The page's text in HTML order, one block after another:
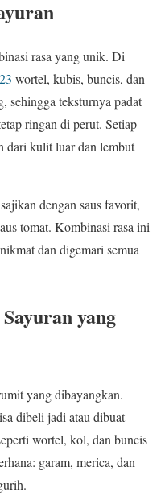
rasa yang unik. Di
wortel, kubis, buncis, dan
sehingga teksturnya padat
ringan di perut. Setiap
dari kulit luar dan lembut
dengan saus favorit,
tomat. Kombinasi rasa ini
dan digemari semua
yang
yang dibayangkan.
dibeli jadi atau dibuat
wortel, kol, dan buncis
garam, merica, dan